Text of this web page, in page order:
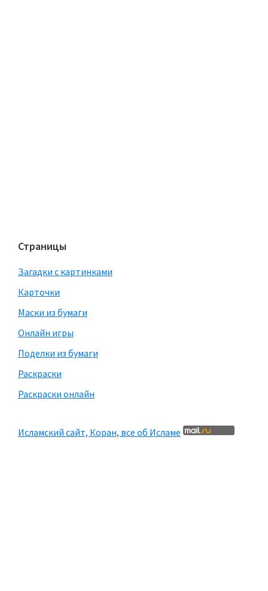
Страницы
Загадки с картинками
Карточки
Маски из бумаги
Онлайн игры
Поделки из бумаги
Раскраски
Раскраски онлайн
Исламский сайт, Коран, все об Исламе